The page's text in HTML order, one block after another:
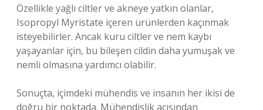
Özellikle yağlı ciltler ve akneye yatkın olanlar,
Isopropyl Myristate içeren ürünlerden kaçınmak
isteyebilirler. Ancak kuru ciltler ve nem kaybı
yaşayanlar için, bu bileşen cildin daha yumuşak ve
nemli olmasına yardımcı olabilir.
Sonuçta, içimdeki mühendis ve insanın her ikisi de
doğru bir noktada. Mühendislik açısından